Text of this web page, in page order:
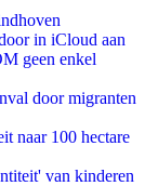
in iCloud aan
geen enkel
door migranten
naar 100 hectare
van kinderen